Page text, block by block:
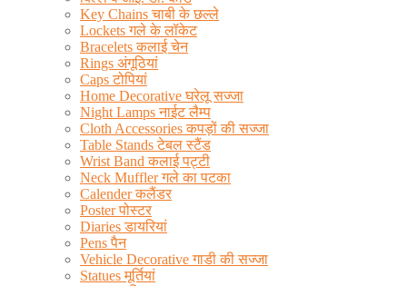
Key Chains चाबी के छल्ले
Lockets गले के लॉकेट
Bracelets कलाई चेन
Rings अंगूठियां
Caps टोपियां
Home Decorative घरेलू सज्जा
Night Lamps नाईट लैम्प
Cloth Accessories कपड़ों की सज्जा
Table Stands टेबल स्टैंड
Wrist Band कलाई पट्टी
Neck Muffler गले का पटका
Calender कलैंडर
Poster पोस्टर
Diaries डायरियां
Pens पैन
Vehicle Decorative गाडी की सज्जा
Statues मूर्तियां